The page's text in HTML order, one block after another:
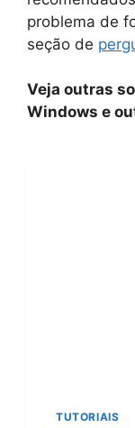
problema de
seção de
Veja outras
Windows e
TUTORIAIS